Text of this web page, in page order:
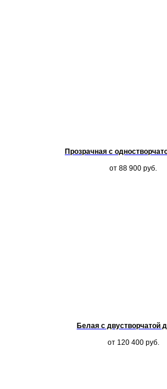
Прозрачная с
от 88 900 руб.
Белая с двустворчатой
от 120 400 руб.